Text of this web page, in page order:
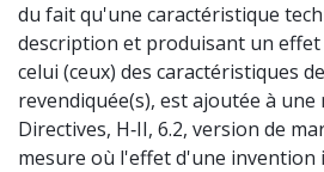
du fait qu'une caractéristique
description et produisant un
celui (ceux) des caractéristiques
revendiquée(s), est ajoutée à
Directives, H‑II, 6.2, version de
mesure où l'effet d'une invention